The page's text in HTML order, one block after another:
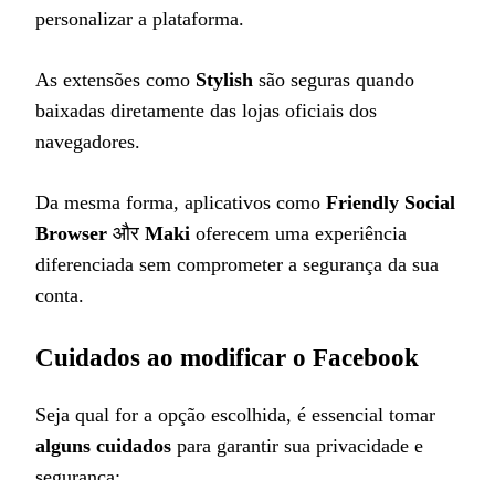
personalizar a plataforma.
As extensões como Stylish são seguras quando
baixadas diretamente das lojas oficiais dos
navegadores.
Da mesma forma, aplicativos como Friendly Social
Browser और Maki oferecem uma experiência
diferenciada sem comprometer a segurança da sua
conta.
Cuidados ao modificar o Facebook
Seja qual for a opção escolhida, é essencial tomar
alguns cuidados para garantir sua privacidade e